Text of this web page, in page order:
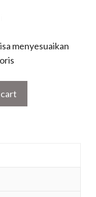
menyesuaikan